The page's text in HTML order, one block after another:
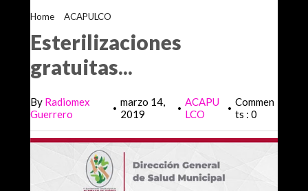
Home ACAPULCO
Esterilizaciones
gratuitas...
By Radiomex
Guerrero
• marzo 14,
2019
• ACAPU
LCO
• Commen
ts : 0